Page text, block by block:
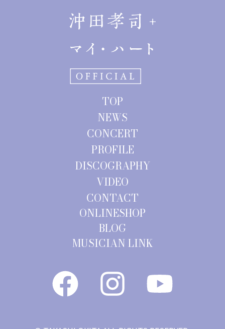
TOP
NEWS
CONCERT
PROFILE
DISCOGRAPHY
VIDEO
CONTACT
ONLINESHOP
BLOG
MUSICIAN LINK